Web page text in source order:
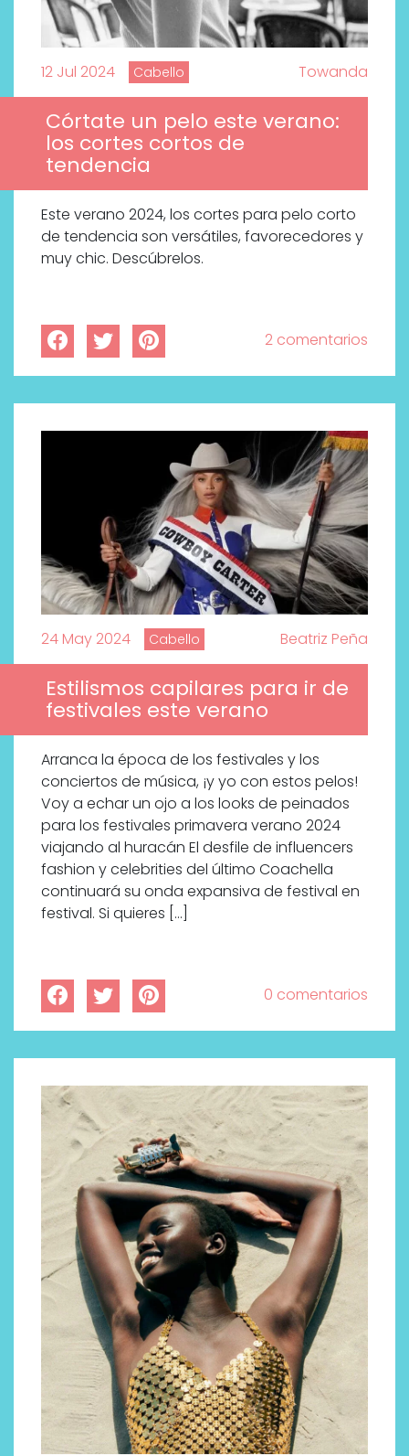
12 Jul 2024 Cabello Towanda
Córtate un pelo este verano:
los cortes cortos de
tendencia
Este verano 2024, los cortes para pelo corto
de tendencia son versátiles, favorecedores y
muy chic. Descúbrelos.
2 comentarios
24 May 2024 Cabello Beatriz Peña
Estilismos capilares para ir de
festivales este verano
Arranca la época de los festivales y los
conciertos de música, ¡y yo con estos pelos!
Voy a echar un ojo a los looks de peinados
para los festivales primavera verano 2024
viajando al huracán El desfile de influencers
fashion y celebrities del último Coachella
continuará su onda expansiva de festival en
festival. Si quieres […]
0 comentarios